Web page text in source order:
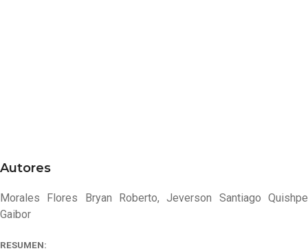
Autores
Morales Flores Bryan Roberto, Jeverson Santiago Quishpe
Gaibor
RESUMEN: